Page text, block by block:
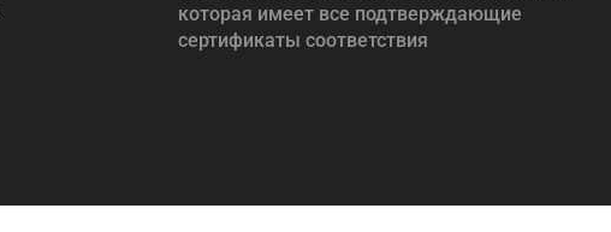
которая имеет все подтверждающие
сертификаты соответствия